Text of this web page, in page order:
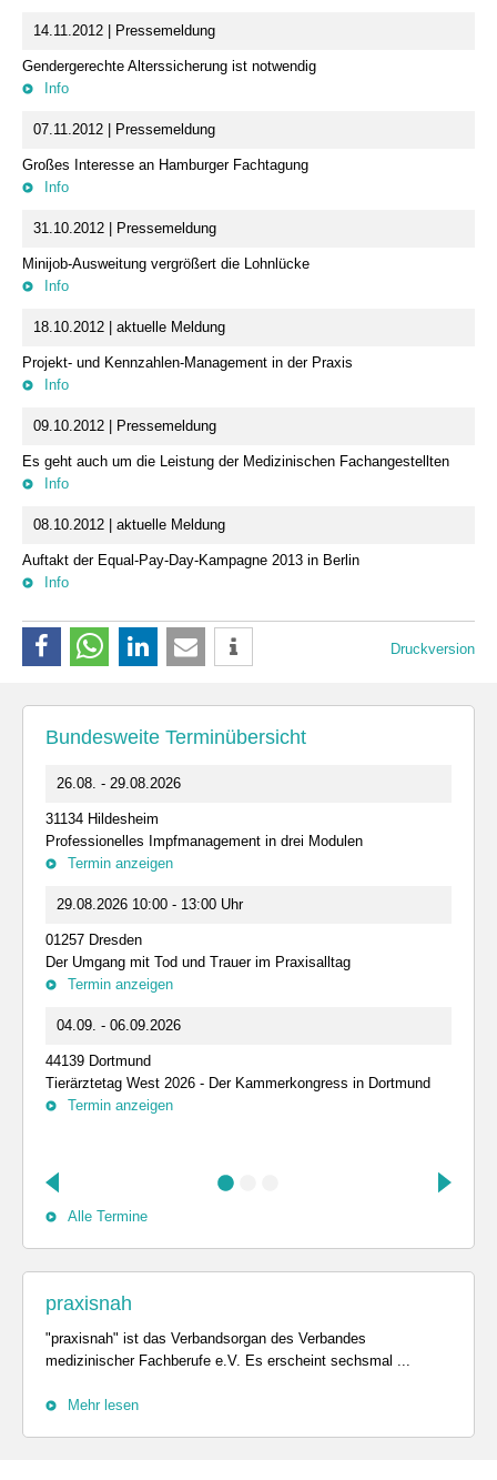
14.11.2012 | Pressemeldung
Gendergerechte Alterssicherung ist notwendig
Info
07.11.2012 | Pressemeldung
Großes Interesse an Hamburger Fachtagung
Info
31.10.2012 | Pressemeldung
Minijob-Ausweitung vergrößert die Lohnlücke
Info
18.10.2012 | aktuelle Meldung
Projekt- und Kennzahlen-Management in der Praxis
Info
09.10.2012 | Pressemeldung
Es geht auch um die Leistung der Medizinischen Fachangestellten
Info
08.10.2012 | aktuelle Meldung
Auftakt der Equal-Pay-Day-Kampagne 2013 in Berlin
Info
Druckversion
Bundesweite Terminübersicht
26.08. - 29.08.2026
31134 Hildesheim
Professionelles Impfmanagement in drei Modulen
Termin anzeigen
29.08.2026 10:00 - 13:00 Uhr
01257 Dresden
Der Umgang mit Tod und Trauer im Praxisalltag
Termin anzeigen
04.09. - 06.09.2026
44139 Dortmund
Tierärztetag West 2026 - Der Kammerkongress in Dortmund
Termin anzeigen
Alle Termine
praxisnah
"praxisnah" ist das Verbandsorgan des Verbandes
medizinischer Fachberufe e.V. Es erscheint sechsmal ...
Mehr lesen